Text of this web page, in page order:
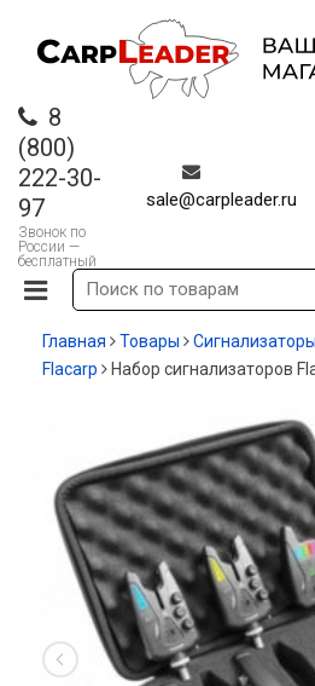
8
(800)
222-30-
97
Звонок по
России —
бесплатный
sale@carpleader.ru
Главная Товары Сигнализаторы
Flacarp
Набор сигнализаторов